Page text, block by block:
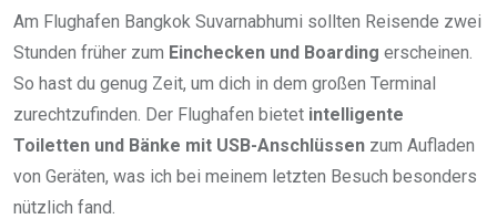
Am Flughafen Bangkok Suvarnabhumi sollten Reisende zwei
Stunden früher zum Einchecken und Boarding erscheinen.
So hast du genug Zeit, um dich in dem großen Terminal
zurechtzufinden. Der Flughafen bietet intelligente
Toiletten und Bänke mit USB-Anschlüssen zum Aufladen
von Geräten, was ich bei meinem letzten Besuch besonders
nützlich fand.